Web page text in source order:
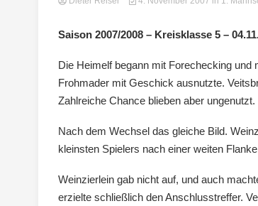
Saison 2007/2008 – Kreisklasse 5 –
Die Heimelf begann mit Forechecking
Frohmader mit Geschick ausnutzte.
Zahlreiche Chance blieben aber ungenutzt.
Nach dem Wechsel das gleiche Bild.
kleinsten Spielers nach einer weiten
Weinzierlein gab nicht auf, und auch
erzielte schließlich den Anschlusstreffer.